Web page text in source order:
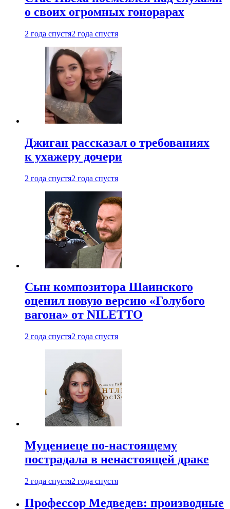
о своих огромных гонорарах
2 года спустя2 года спустя
Джиган рассказал о требованиях
к ухажеру дочери
2 года спустя2 года спустя
Сын композитора Шаинского
оценил новую версию «Голубого
вагона» от NILETTO
2 года спустя2 года спустя
Муцениеце по-настоящему
пострадала в ненастоящей драке
2 года спустя2 года спустя
Профессор Медведев: производные